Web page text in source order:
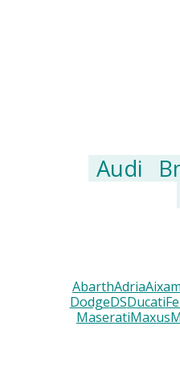
Audi
AbarthAdriaAixam
DodgeDSDucati
MaseratiMaxus